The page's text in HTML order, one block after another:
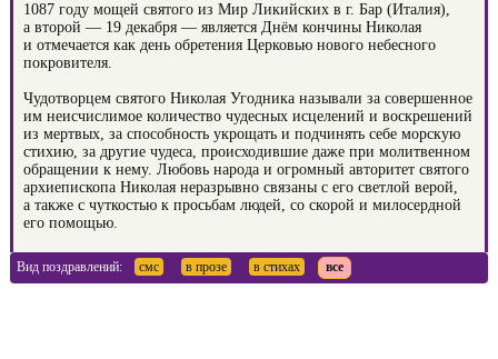
1087 году мощей святого из Мир Ликийских в г. Бар (Италия),
а второй — 19 декабря — является Днём кончины Николая
и отмечается как день обретения Церковью нового небесного
покровителя.
Чудотворцем святого Николая Угодника называли за совершенное
им неисчислимое количество чудесных исцелений и воскрешений
из мертвых, за способность укрощать и подчинять себе морскую
стихию, за другие чудеса, происходившие даже при молитвенном
обращении к нему. Любовь народа и огромный авторитет святого
архиепископа Николая неразрывно связаны с его светлой верой,
а также с чуткостью к просьбам людей, со скорой и милосердной
его помощью.
Вид поздравлений: смс в прозе в стихах все